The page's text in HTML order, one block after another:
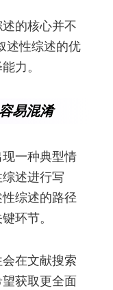
的核心并不
述性综述的优
力。
易混淆
一种典型情
述进行写
综述的路径
环节。
在文献搜索
获取更全面